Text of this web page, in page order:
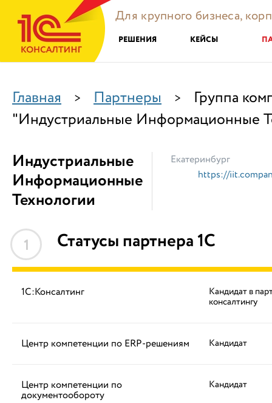
Для крупного бизнеса,
РЕШЕНИЯ КЕЙСЫ
Главная > Партнеры >
Группа
"Индустриальные Информационные
Индустриальные
Информационные
Технологии
Екатеринбург
https://
1 Статусы партнера 1С
1С:Консалтинг Кандидат в
консалтингу
Центр компетенции по ERP-решениям Кандидат
Центр компетенции по
документообороту
Кандидат